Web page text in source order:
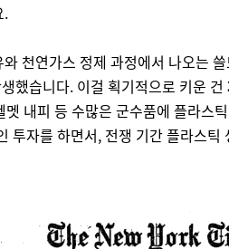
.
천연가스 정제 과정에서 나오는
했습니다. 이걸 획기적으로 키운 건
내피 등 수많은 군수품에 플라스
투자를 하면서, 전쟁 기간 플라스틱